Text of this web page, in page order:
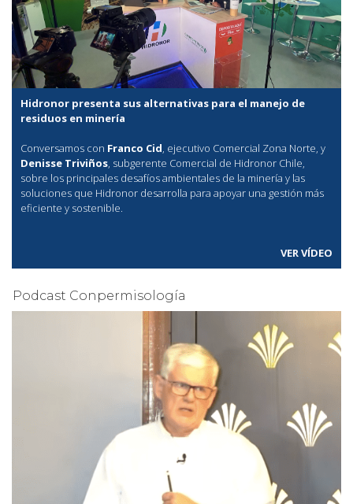
Hidronor presenta sus alternativas para el manejo de
residuos en minería
Conversamos con Franco Cid, ejecutivo Comercial Zona Norte, y
Denisse Triviños, subgerente Comercial de Hidronor Chile,
sobre los principales desafíos ambientales de la minería y las
soluciones que Hidronor desarrolla para apoyar una gestión más
eficiente y sostenible.
VER VÍDEO
Podcast Conpermisología